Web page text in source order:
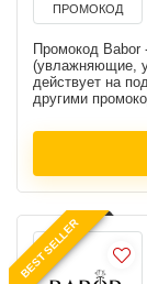
ПРОМОКОД
Промокод Babor
(увлажняющие,
действует на
другими
BEST SELLER